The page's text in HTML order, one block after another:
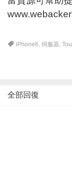
iPhone6,伺服器,
全部回復